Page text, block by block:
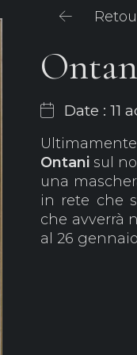
Date : 11
Ontanisul
una
in rete che
che avverrà
al 26